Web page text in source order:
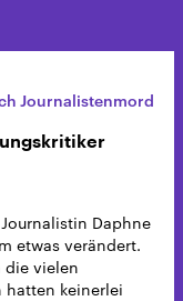
Journalistenmord
Daphne
etwas verändert.
die vielen
hatten keinerlei